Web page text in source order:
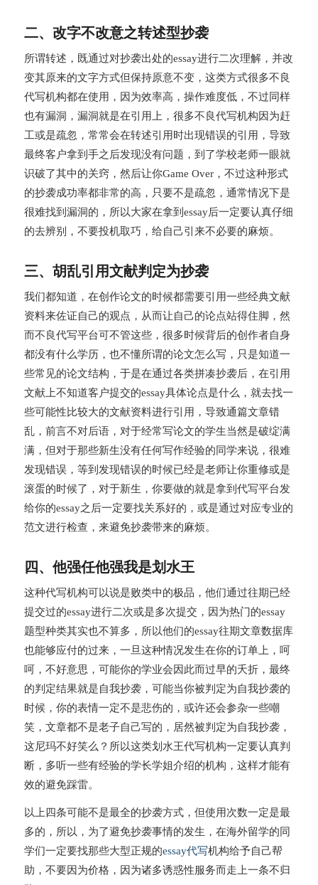
二、改字不改意之转述型抄袭
所谓转述，既通过对抄袭出处的essay进行二次理解，并改
变其原来的文字方式但保持原意不变，这类方式很多不良
代写机构都在使用，因为效率高，操作难度低，不过同样
也有漏洞，漏洞就是在引用上，很多不良代写机构因为赶
工或是疏忽，常常会在转述引用时出现错误的引用，导致
最终客户拿到手之后发现没有问题，到了学校老师一眼就
识破了其中的关窍，然后让你Game Over，不过这种形式
的抄袭成功率都非常的高，只要不是疏忽，通常情况下是
很难找到漏洞的，所以大家在拿到essay后一定要认真仔细
的去辨别，不要投机取巧，给自己引来不必要的麻烦。
三、胡乱引用文献判定为抄袭
我们都知道，在创作论文的时候都需要引用一些经典文献
资料来佐证自己的观点，从而让自己的论点站得住脚，然
而不良代写平台可不管这些，很多时候背后的创作者自身
都没有什么学历，也不懂所谓的论文怎么写，只是知道一
些常见的论文结构，于是在通过各类拼凑抄袭后，在引用
文献上不知道客户提交的essay具体论点是什么，就去找一
些可能性比较大的文献资料进行引用，导致通篇文章错
乱，前言不对后语，对于经常写论文的学生当然是破绽满
满，但对于那些新生没有任何写作经验的同学来说，很难
发现错误，等到发现错误的时候已经是老师让你重修或是
滚蛋的时候了，对于新生，你要做的就是拿到代写平台发
给你的essay之后一定要找关系好的，或是通过对应专业的
范文进行检查，来避免抄袭带来的麻烦。
四、他强任他强我是划水王
这种代写机构可以说是败类中的极品，他们通过往期已经
提交过的essay进行二次或是多次提交，因为热门的essay
题型种类其实也不算多，所以他们的essay往期文章数据库
也能够应付的过来，一旦这种情况发生在你的订单上，呵
呵，不好意思，可能你的学业会因此而过早的夭折，最终
的判定结果就是自我抄袭，可能当你被判定为自我抄袭的
时候，你的表情一定不是悲伤的，或许还会参杂一些嘲
笑，文章都不是老子自己写的，居然被判定为自我抄袭，
这尼玛不好笑么？所以这类划水王代写机构一定要认真判
断，多听一些有经验的学长学姐介绍的机构，这样才能有
效的避免踩雷。
以上四条可能不是最全的抄袭方式，但使用次数一定是最
多的，所以，为了避免抄袭事情的发生，在海外留学的同
学们一定要找那些大型正规的essay代写机构给予自己帮
助，不要因为价格，因为诸多诱惑性服务而走上一条不归